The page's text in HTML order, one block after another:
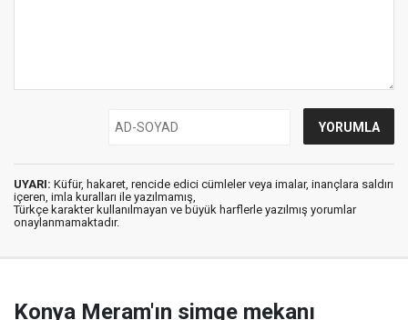
UYARI: Küfür, hakaret, rencide edici cümleler veya imalar, inançlara saldırı
içeren, imla kuralları ile yazılmamış,
Türkçe karakter kullanılmayan ve büyük harflerle yazılmış yorumlar
onaylanmamaktadır.
Konya Meram'ın simge mekanı